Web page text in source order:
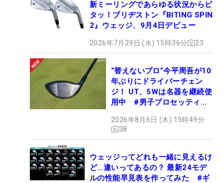
新ミーリングであらゆる状況からピ
タッ！ブリヂストン『BITING SPIN
2』ウェッジ、9月4日デビュー
2026年7月29日 (水) 15時36分 23
“替えないプロ”今平周吾が10
年ぶりにドライバーチェン
ジ！ UT、5Wは名器を継続使
用中 #男子プロセッティン
2026年8月6日 (木) 15時49分
38
ウェッジってどれも一緒に見えるけ
ど…違いってあるの？ 最新24モデ
ルの性能早見表を作ってみた #ギ